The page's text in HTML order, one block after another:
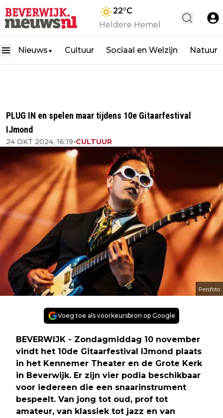
22°C
Heldere Hemel
Nieuws ▼ Cultuur Sociaal en Welzijn Natuur
PLUG IN en spelen maar tijdens 10e Gitaarfestival
IJmond
24 OKT 2024, 16:19•CULTUUR
Persfoto
Voeg toe als voorkeursbron op Google
BEVERWIJK - Zondagmiddag 10 november
vindt het 10de Gitaarfestival IJmond plaats
in het Kennemer Theater en de Grote Kerk
in Beverwijk. Er zijn vier podia beschikbaar
voor iedereen die een snaarinstrument
bespeelt. Van jong tot oud, prof tot
amateur, van klassiek tot jazz en van